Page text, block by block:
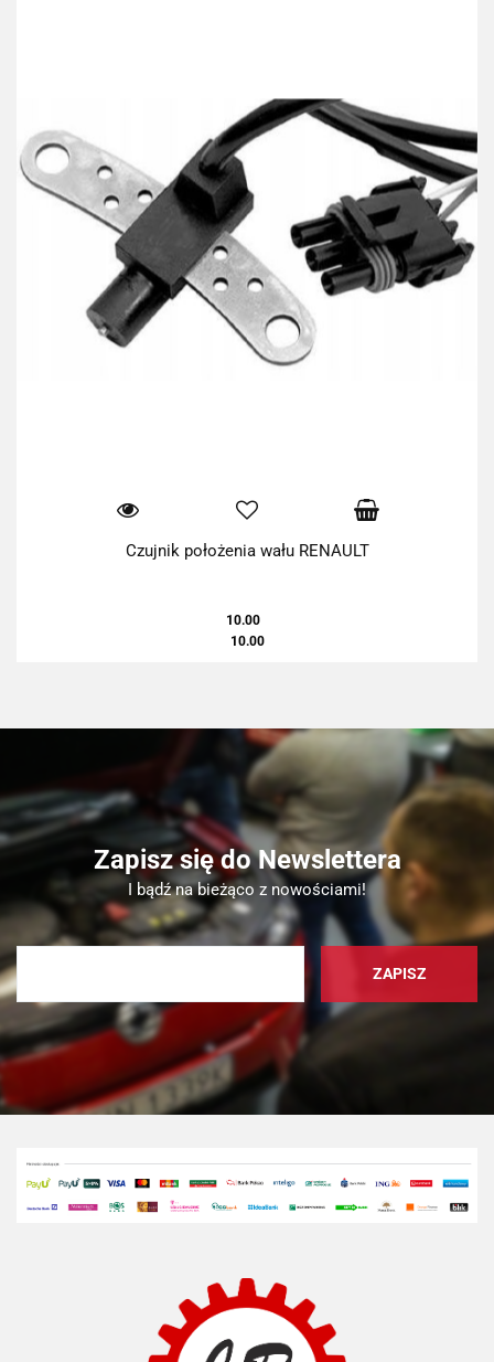
Czujnik położenia wału RENAULT
10.00
10.00
Zapisz się do Newslettera
I bądź na bieżąco z nowościami!